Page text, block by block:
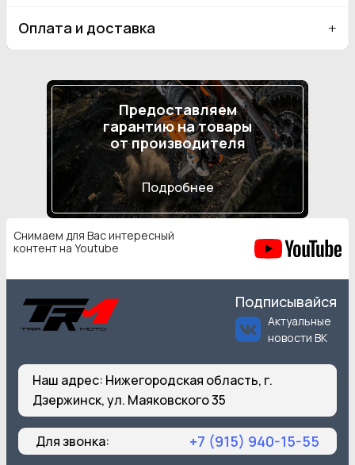
Оплата и доставка
Предоставляем
гарантию на товары
от производителя
Подробнее
Снимаем для Вас интересный
контент на Youtube
Подписывайся
Актуальные
новости ВК
Наш адрес: Нижегородская область, г.
Дзержинск, ул. Маяковского 35
Для звонка: +7 (915) 940-15-55